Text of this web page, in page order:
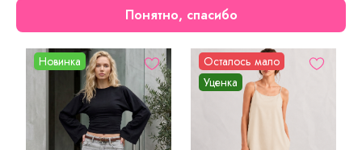
Сейчас на сайте смотрят
Новинка
Осталось мало
Уценка
Понятно, спасибо